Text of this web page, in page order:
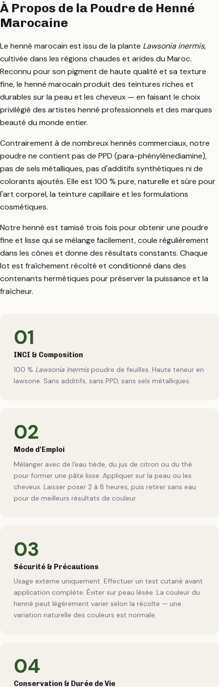
À Propos de la Poudre de Henné
Marocaine
Le henné marocain est issu de la plante Lawsonia inermis,
cultivée dans les régions chaudes et arides du Maroc.
Reconnu pour son pigment de haute qualité et sa texture
fine, le henné marocain produit des teintures riches et
durables sur la peau et les cheveux — en faisant le choix
privilégié des artistes henné professionnels et des marques
beauté du monde entier.
Contrairement à de nombreux hennés commerciaux, notre
poudre ne contient pas de PPD (para-phénylènediamine),
pas de sels métalliques, pas d'additifs synthétiques ni de
colorants ajoutés. Elle est 100 % pure, naturelle et sûre pour
l'art corporel, la teinture capillaire et les formulations
cosmétiques.
Notre henné est tamisé trois fois pour obtenir une poudre
fine et lisse qui se mélange facilement, coule régulièrement
dans les cônes et donne des résultats constants. Chaque
lot est fraîchement récolté et conditionné dans des
contenants hermétiques pour préserver la puissance et la
fraîcheur.
01
INCI & Composition
100 % Lawsonia Inermispoudre de feuilles. Haute teneur en
lawsone. Sans additifs, sans PPD, sans sels métalliques.
02
Mode d'Emploi
Mélanger avec de l'eau tiède, du jus de citron ou du thé
pour former une pâte lisse. Appliquer sur la peau ou les
cheveux. Laisser poser 2 à 8 heures, puis retirer sans eau
pour de meilleurs résultats de couleur.
03
Sécurité & Précautions
Usage externe uniquement. Effectuer un test cutané avant
application complète. Éviter sur peau lésée. La couleur du
henné peut légèrement varier selon la récolte — une
variation naturelle des couleurs est normale.
04
Conservation & Durée de Vie